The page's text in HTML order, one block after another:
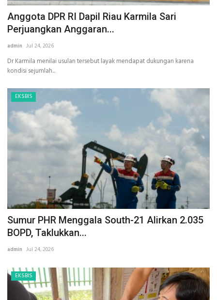
Anggota DPR RI Dapil Riau Karmila Sari
Perjuangkan Anggaran...
admin Jul 24, 2026
Dr Karmila menilai usulan tersebut layak mendapat dukungan karena
kondisi sejumlah...
EKSBIS
Sumur PHR Menggala South-21 Alirkan 2.035
BOPD, Taklukkan...
admin Jul 24, 2026
EKSBIS